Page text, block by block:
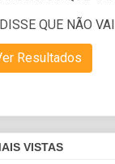
VISTAS